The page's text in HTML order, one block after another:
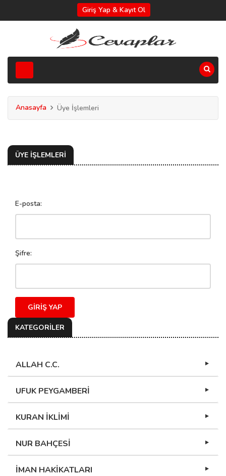
Giriş Yap & Kayıt Ol
Anasayfa Üye İşlemleri
ÜYE İŞLEMLERI
E-posta:
Şifre:
GIRIŞ YAP
KATEGORİLER
ALLAH C.C.
UFUK PEYGAMBERİ
KURAN İKLİMİ
NUR BAHÇESİ
İMAN HAKİKATLARI